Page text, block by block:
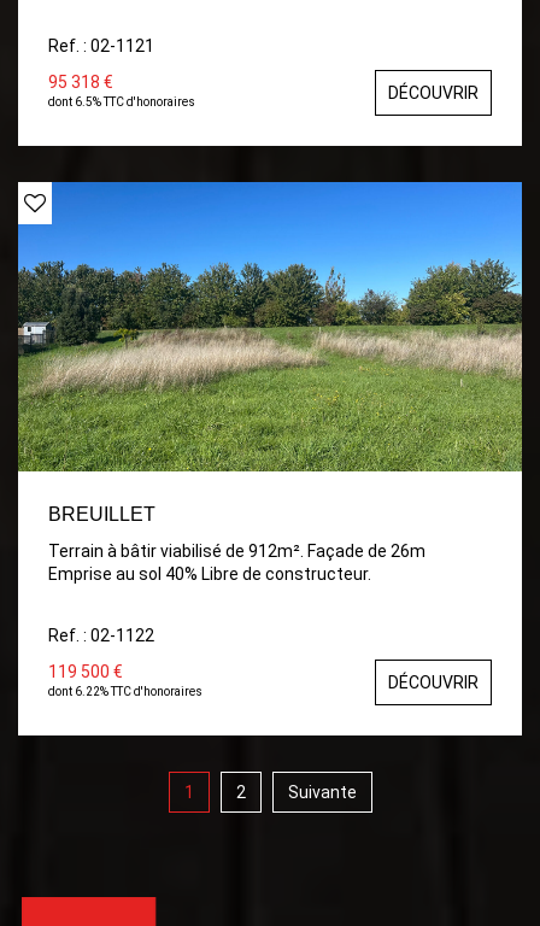
Ref. : 02-1121
95 318 €
dont 6.5% TTC d'honoraires DÉCOUVRIR
BREUILLET
Terrain à bâtir viabilisé de 912m². Façade de 26m
Emprise au sol 40% Libre de constructeur.
Ref. : 02-1122
119 500 €
dont 6.22% TTC d'honoraires DÉCOUVRIR
1 2 Suivante